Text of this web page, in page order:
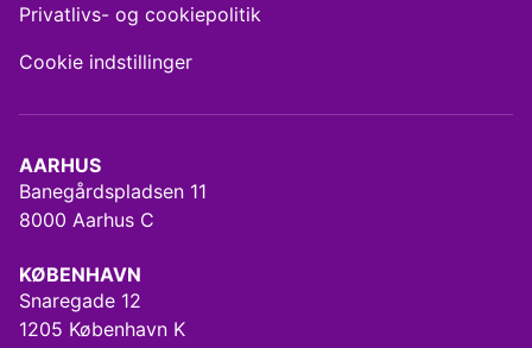
AARHUS
Banegårdspladsen 11
8000 Aarhus C
KØBENHAVN
Snaregade 12
1205 København K
Privatlivs- og cookiepolitik
Cookie indstillinger